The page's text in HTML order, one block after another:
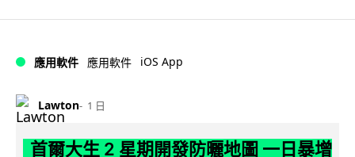
應用軟件 應用軟件 iOS App
Lawton 1 日
首爾大生 2 星期開發防曬地圖 一日暴增